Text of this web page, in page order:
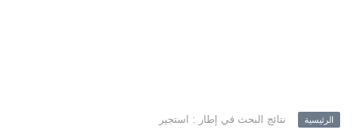
الرئيسية نتائج البحث في إطار : استجير